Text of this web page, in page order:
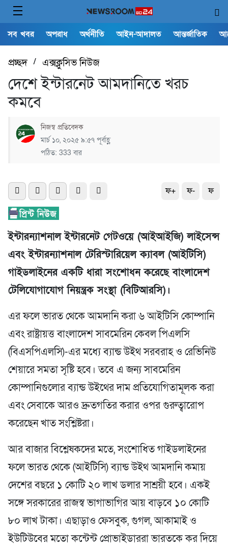
সব খবর অপরাধ অর্থনীতি আইন-আদালত আন্তর্জাতিক
প্রচ্ছদ/ এক্সক্লুসিভ নিউজ
দেশে ইন্টারনেট আমদানিতে খরচ
কমবে
নিজস্ব প্রতিবেদক
মার্চ ১০, ২০২৫ ৯:৫৭ পূর্বাহ্ণ
পঠিত: 333 বার
ফ+ ফ- ফ
ইন্টারন্যাশনাল ইন্টারনেট গেটওয়ে (আইআইজি) লাইসেন্স
এবং ইন্টারন্যাশনাল টেরিস্টারিয়েল ক্যাবল (আইটিসি)
গাইডলাইনের একটি ধারা সংশোধন করেছে বাংলাদেশ
টেলিযোগাযোগ নিয়ন্ত্রক সংস্থা (বিটিআরসি)।
এর ফলে ভারত থেকে আমদানি করা ৬ আইটিসি কোম্পানি
এবং রাষ্ট্রায়ত্ত বাংলাদেশ সাবমেরিন কেবল পিএলসি
(বিএসপিএলসি)-এর মধ্যে ব্যান্ড উইথ সরবরাহ ও রেভিনিউ
শেয়ারে সমতা সৃষ্টি হবে। তবে এ জন্য সাবমেরিন
কোম্পানিগুলোর ব্যান্ড উইথের দাম প্রতিযোগিতামূলক করা
এবং সেবাকে আরও দ্রুতগতির করার ওপর গুরুত্বারোপ
করেছেন খাত সংশ্লিষ্টরা।
আর বাজার বিশ্লেষকদের মতে, সংশোধিত গাইডলাইনের
ফলে ভারত থেকে (আইটিসি) ব্যান্ড উইথ আমদানি কমায়
দেশের বছরে ১ কোটি ২০ লাখ ডলার সাশ্রয়ী হবে। একই
সঙ্গে সরকারের রাজস্ব ভাগাভাগির আয় বাড়বে ১০ কোটি
৮০ লাখ টাকা। এছাড়াও ফেসবুক, গুগল, আকামাই ও
ইউটিউবের মতো কন্টেন্ট প্রোভাইডাররা ভারতকে কর দিয়ে